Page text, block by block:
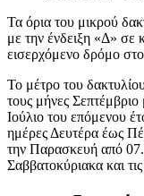
Τα όρια του μικρού
με την ένδειξη «Δ» σε
εισερχόμενο δρόμο
Το μέτρο του
τους μήνες
Ιούλιο του επόμενου
ημέρες Δευτέρα έως
την Παρασκευή από
Σαββατοκύριακα και